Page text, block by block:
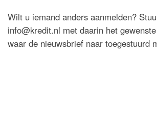
Wilt u iemand anders aanmelden?
info@kredit.nl met daarin het
waar de nieuwsbrief naar toegestuurd